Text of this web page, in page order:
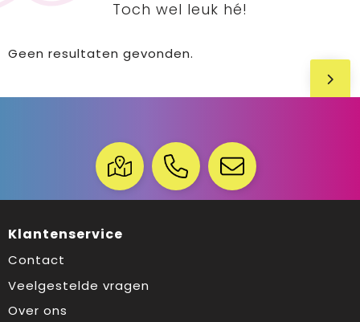
Toch wel leuk hé!
Geen resultaten gevonden.
Klantenservice
Contact
Veelgestelde vragen
Over ons